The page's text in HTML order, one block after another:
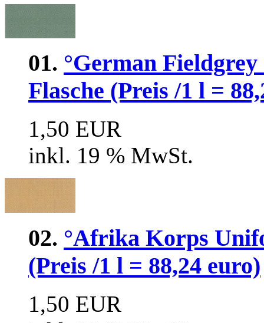
01. °German
Flasche (Preis /1 l =
1,50 EUR
inkl. 19 % MwSt.
02. °Afrika Korps
(Preis /1 l = 88,24 euro)
1,50 EUR